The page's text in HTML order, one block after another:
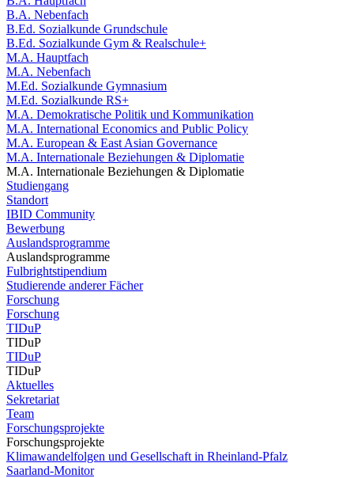
B.A. Nebenfach
B.Ed. Sozialkunde Grundschule
B.Ed. Sozialkunde Gym & Realschule+
M.A. Hauptfach
M.A. Nebenfach
M.Ed. Sozialkunde Gymnasium
M.Ed. Sozialkunde RS+
M.A. Demokratische Politik und Kommunikation
M.A. International Economics and Public Policy
M.A. European & East Asian Governance
M.A. Internationale Beziehungen & Diplomatie
M.A. Internationale Beziehungen & Diplomatie
Studiengang
Standort
IBID Community
Bewerbung
Auslandsprogramme
Auslandsprogramme
Fulbrightstipendium
Studierende anderer Fächer
Forschung
Forschung
TIDuP
TIDuP
TIDuP
TIDuP
Aktuelles
Sekretariat
Team
Forschungsprojekte
Forschungsprojekte
Klimawandelfolgen und Gesellschaft in Rheinland-Pfalz
Saarland-Monitor